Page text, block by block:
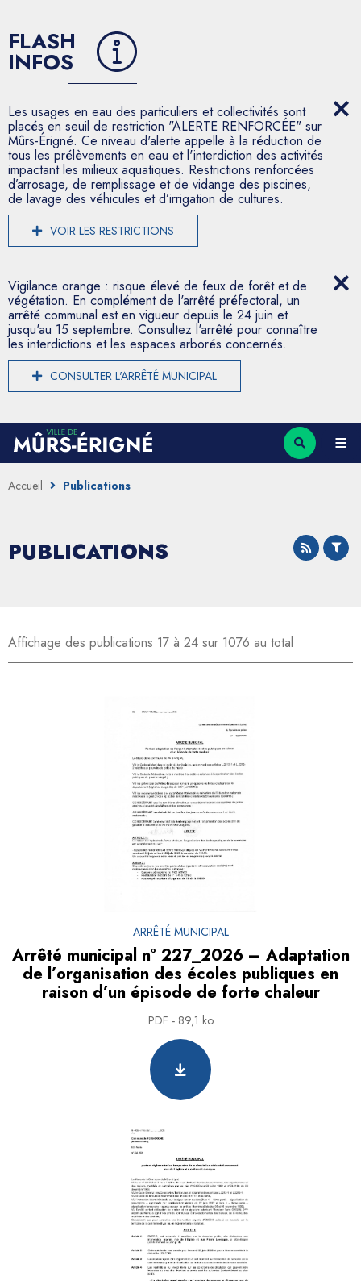
FLASH
INFOS
Les usages en eau des particuliers et collectivités sont
placés en seuil de restriction "ALERTE RENFORCÉE" sur
Mûrs-Érigné. Ce niveau d'alerte appelle à la réduction de
tous les prélèvements en eau et l'interdiction des activités
impactant les milieux aquatiques. Restrictions renforcées
d’arrosage, de remplissage et de vidange des piscines,
de lavage des véhicules et d’irrigation de cultures.
VOIR LES RESTRICTIONS
Vigilance orange : risque élevé de feux de forêt et de
végétation. En complément de l'arrêté préfectoral, un
arrêté communal est en vigueur depuis le 24 juin et
jusqu'au 15 septembre. Consultez l'arrêté pour connaître
les interdictions et les espaces arborés concernés.
CONSULTER L'ARRÊTÉ MUNICIPAL
Accueil Publications
PUBLICATIONS
Affichage des publications 17 à 24 sur 1076 au total
ARRÊTÉ MUNICIPAL
Arrêté municipal n° 227_2026 – Adaptation
de l’organisation des écoles publiques en
raison d’un épisode de forte chaleur
PDF - 89,1 ko